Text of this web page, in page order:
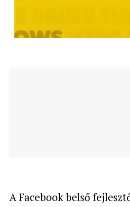
A Facebook belső